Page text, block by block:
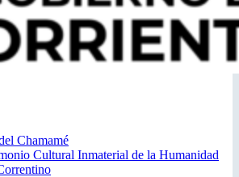
Chamamé
Cultural Inmaterial de la Humanidad